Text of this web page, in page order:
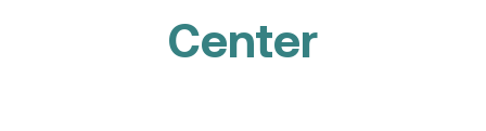
Center